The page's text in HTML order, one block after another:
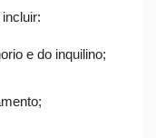
e do inquilino;